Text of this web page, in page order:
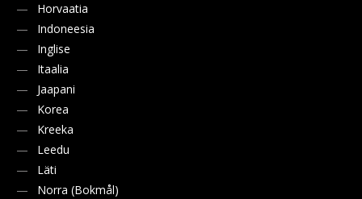
Horvaatia
Indoneesia
Inglise
Itaalia
Jaapani
Korea
Kreeka
Leedu
Läti
Norra (Bokmål)